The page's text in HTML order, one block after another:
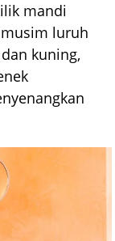
mandi
luruh
kuning,